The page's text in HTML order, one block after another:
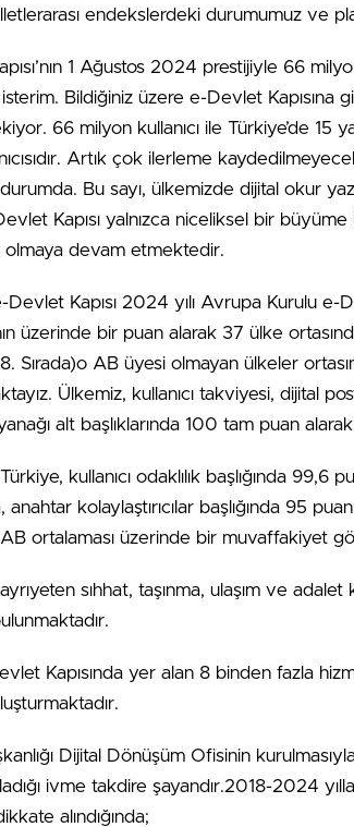
endekslerdeki durumumuz ve
1 Ağustos 2024 prestijiyle 66
Bildiğiniz üzere e-Devlet Kapısına
66 milyon kullanıcı ile Türkiye’de 15
Artık çok ilerleme
durumda. Bu sayı, ülkemizde dijital okur
Kapısı yalnızca niceliksel bir
olmaya devam etmektedir.
Kapısı 2024 yılı Avrupa Kurulu
üzerinde bir puan alarak 37 ülke
Sırada)o AB üyesi olmayan ülkeler
Ülkemiz, kullanıcı takviyesi, dijital
alt başlıklarında 100 tam puan
kullanıcı odaklılık başlığında 99,6
anahtar kolaylaştırıcılar başlığında 95
AB ortalaması üzerinde bir muvaffakiyet
sıhhat, taşınma, ulaşım ve
Kapısında yer alan 8 binden fazla
Dijital Dönüşüm Ofisinin
ivme takdire şayandır.2018-2024
alındığında;